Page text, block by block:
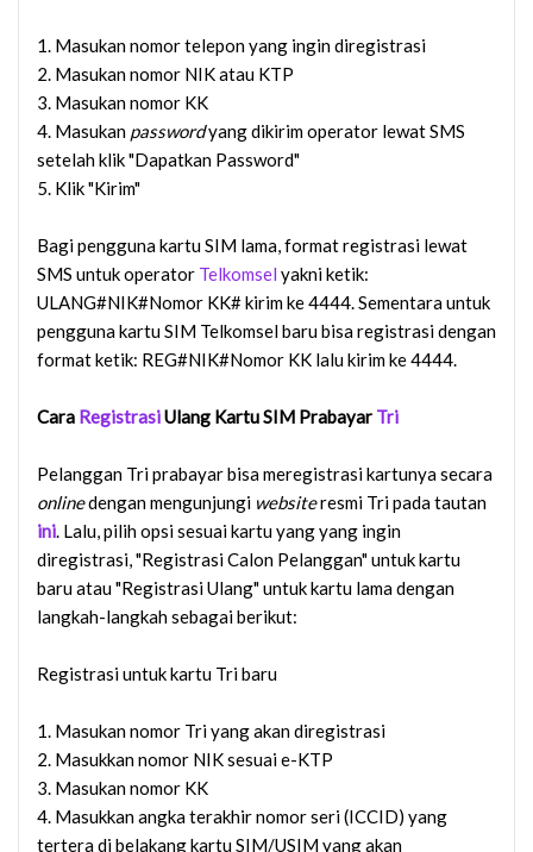
1. Masukan nomor telepon yang ingin diregistrasi
2. Masukan nomor NIK atau KTP
3. Masukan nomor KK
4. Masukan passwordyang dikirim operator lewat SMS
setelah klik "Dapatkan Password"
5. Klik "Kirim"
Bagi pengguna kartu SIM lama, format registrasi lewat
SMS untuk operator Telkomsel yakni ketik:
ULANG#NIK#Nomor KK# kirim ke 4444. Sementara untuk
pengguna kartu SIM Telkomsel baru bisa registrasi dengan
format ketik: REG#NIK#Nomor KK lalu kirim ke 4444.
Cara RegistrasiUlang Kartu SIM Prabayar Tri
Pelanggan Tri prabayar bisa meregistrasi kartunya secara
onlinedengan mengunjungi websiteresmi Tri pada tautan
ini. Lalu, pilih opsi sesuai kartu yang yang ingin
diregistrasi, "Registrasi Calon Pelanggan" untuk kartu
baru atau "Registrasi Ulang" untuk kartu lama dengan
langkah-langkah sebagai berikut:
Registrasi untuk kartu Tri baru
1. Masukan nomor Tri yang akan diregistrasi
2. Masukkan nomor NIK sesuai e-KTP
3. Masukan nomor KK
4. Masukkan angka terakhir nomor seri (ICCID) yang
tertera di belakang kartu SIM/USIM yang akan